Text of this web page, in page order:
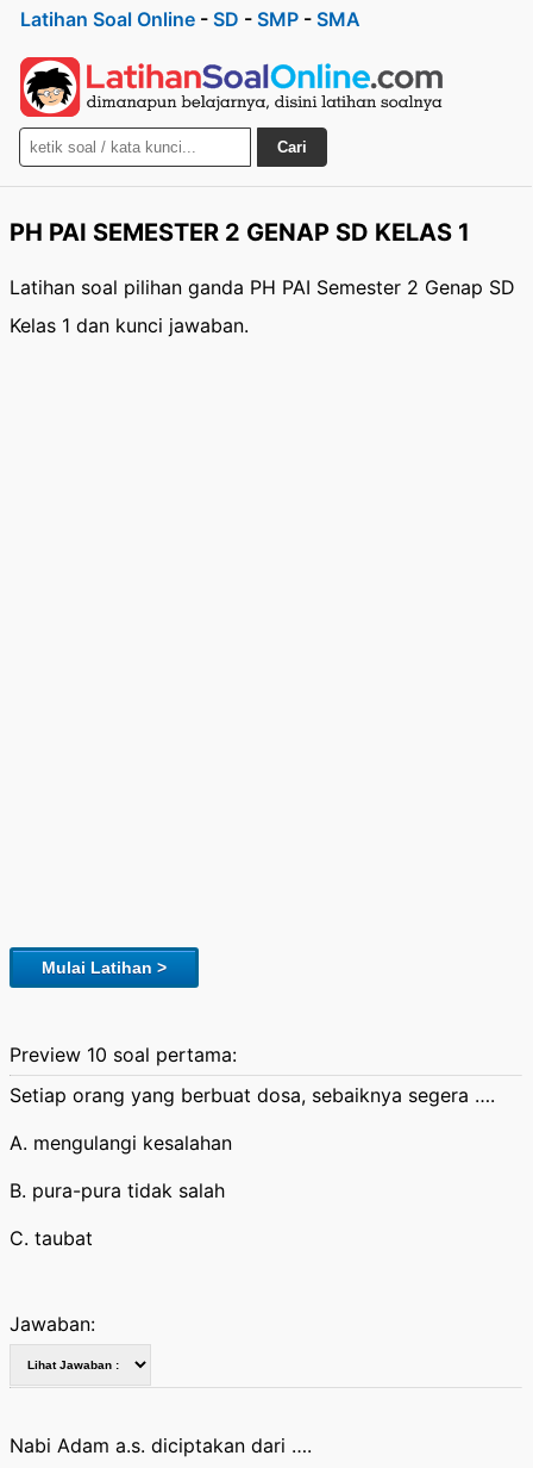
Latihan Soal Online - SD - SMP - SMA
Cari
PH PAI SEMESTER 2 GENAP SD KELAS 1
Latihan soal pilihan ganda PH PAI Semester 2 Genap SD
Kelas 1 dan kunci jawaban.
Mulai Latihan >
Preview 10 soal pertama:
Setiap orang yang berbuat dosa, sebaiknya segera ….
A. mengulangi kesalahan
B. pura-pura tidak salah
C. taubat
Jawaban:
Nabi Adam a.s. diciptakan dari ….